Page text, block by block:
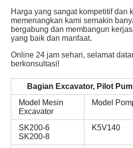
Harga yang sangat kompetitif dan
memenangkan kami semakin
bergabung dan membangun
yang baik dan manfaat.
Online 24 jam sehari, selamat
berkonsultasi!
Bagian Excavator, Pilot
Model Mesin
Excavator
Model
SK200-6
SK200-8
K5V140